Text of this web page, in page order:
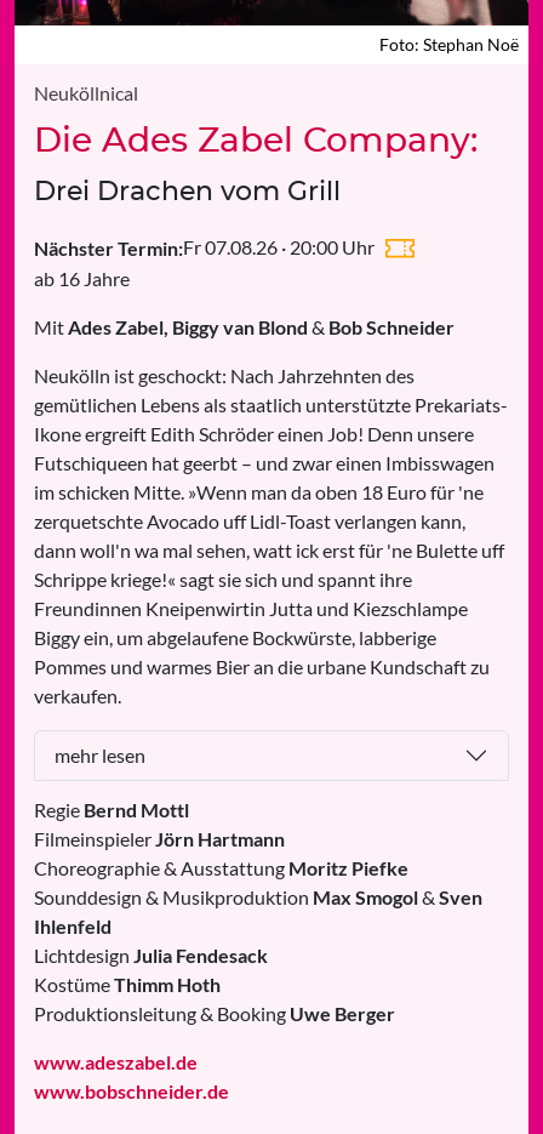
Foto: Stephan Noë
Foto: Stephan Noë
Neuköllnical
Die Ades Zabel Company:
Drei Drachen vom Grill
Nächster Termin:Fr 07.08.26 · 20:00 Uhr
ab 16 Jahre
MitAdes Zabel, Biggy van Blond & Bob Schneider
Neukölln ist geschockt: Nach Jahrzehnten des
gemütlichen Lebens als staatlich unterstützte Prekariats-
Ikone ergreift Edith Schröder einen Job! Denn unsere
Futschiqueen hat geerbt – und zwar einen Imbisswagen
im schicken Mitte. »Wenn man da oben 18 Euro für 'ne
zerquetschte Avocado uff Lidl-Toast verlangen kann,
dann woll'n wa mal sehen, watt ick erst für 'ne Bulette uff
Schrippe kriege!« sagt sie sich und spannt ihre
Freundinnen Kneipenwirtin Jutta und Kiezschlampe
Biggy ein, um abgelaufene Bockwürste, labberige
Pommes und warmes Bier an die urbane Kundschaft zu
verkaufen.
mehr lesen
Regie Bernd Mottl
FilmeinspielerJörn Hartmann
Choreographie & Ausstattung Moritz Piefke
Sounddesign & Musikproduktion Max Smogol& Sven
Ihlenfeld
Lichtdesign Julia Fendesack
KostümeThimm Hoth
Produktionsleitung & Booking Uwe Berger
www.adeszabel.de
www.bobschneider.de